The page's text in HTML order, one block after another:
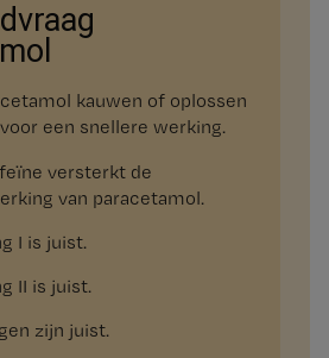
kauwen of oplossen
een snellere werking.
versterkt de
van paracetamol.
I is juist.
II is juist.
zijn juist.